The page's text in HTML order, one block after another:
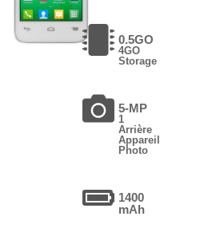
0.5GO
4GO
Storage
5-MP
1
Arrière
Appareil
Photo
1400
mAh